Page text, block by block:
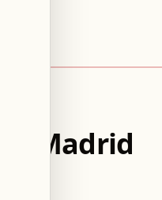
à Madrid